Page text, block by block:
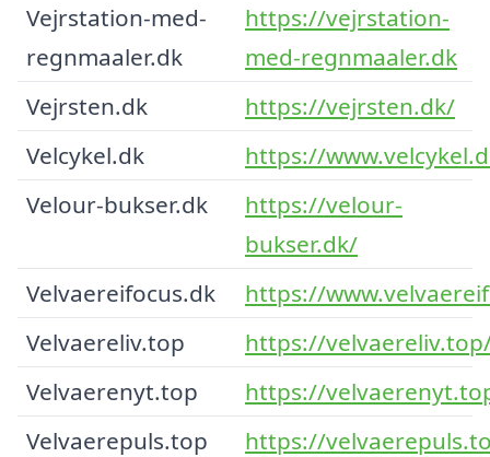
Vejrstation-med-
regnmaaler.dk
https://vejrstation-
med-regnmaaler.dk
Vejrsten.dk
https://vejrsten.dk/
Velcykel.dk
https://
Velour-bukser.dk
https://velour-
bukser.dk/
Velvaereifocus.dk
https://
Velvaereliv.top
https://
Velvaerenyt.top
https://
Velvaerepuls.top
https://